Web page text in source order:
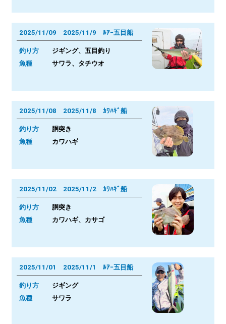
2025/11/09 2025/11/9 ﾙｱｰ五目船
釣り方 ジギング、五目釣り
魚種 サワラ、タチウオ
2025/11/08 2025/11/8 ｶﾜﾊｷﾞ船
釣り方 胴突き
魚種 カワハギ
2025/11/02 2025/11/2 ｶﾜﾊｷﾞ船
釣り方 胴突き
魚種 カワハギ、カサゴ
2025/11/01 2025/11/1 ﾙｱｰ五目船
釣り方 ジギング
魚種 サワラ